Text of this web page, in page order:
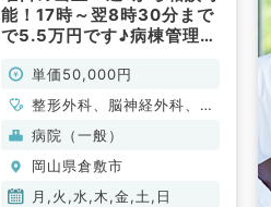
能！17時～翌8時30分まで
で5.5万円です♪病棟管理の
（内科・外科・非常勤）
単価50,000円
整形外科、脳神経外科、呼
吸器外科、心臓血管外科、
一般内科、循環器内科、呼
吸器内科、消化器内科、内
分泌・代謝内科、外科系全
病院（一般）
岡山県倉敷市
月,火,水,木,金,土,日